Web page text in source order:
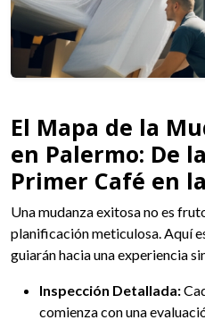
El Mapa de la
en Palermo: De
Primer Café en
Una mudanza exitosa no es
planificación meticulosa. Aquí
guiarán hacia una experiencia
Inspección Detallada:
comienza con una